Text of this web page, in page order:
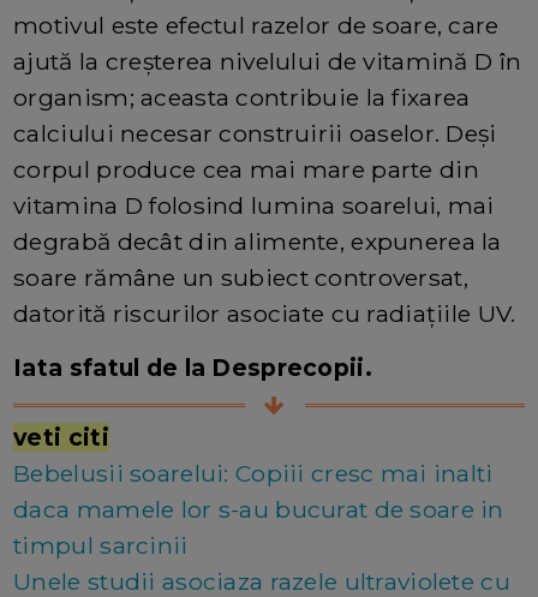
motivul este efectul razelor de soare, care
ajută la creșterea nivelului de vitamină D în
organism; aceasta contribuie la fixarea
calciului necesar construirii oaselor. Deși
corpul produce cea mai mare parte din
vitamina D folosind lumina soarelui, mai
degrabă decât din alimente, expunerea la
soare rămâne un subiect controversat,
datorită riscurilor asociate cu radiațiile UV.
Iata sfatul de la Desprecopii.
veti citi
Bebelusii soarelui: Copiii cresc mai inalti
daca mamele lor s-au bucurat de soare in
timpul sarcinii
Unele studii asociaza razele ultraviolete cu